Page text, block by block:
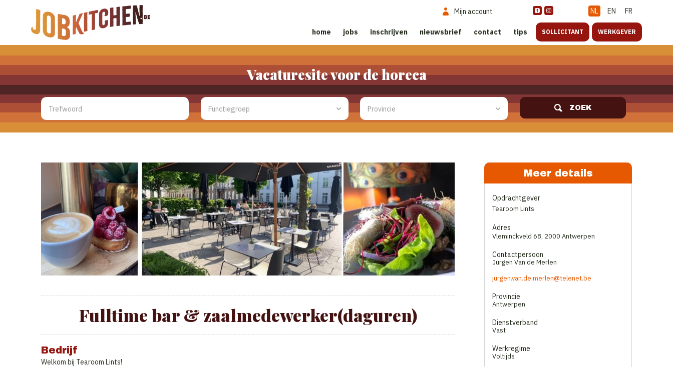
NL EN FR
Mijn account
home jobs inschrijven nieuwsbrief contact tips SOLLICITANT WERKGEVER
Vacaturesite voor de horeca
ZOEK
Fulltime bar & zaalmedewerker(daguren)
Bedrijf
Welkom bij Tearoom Lints!
Meer details
Opdrachtgever
Tearoom Lints
Adres
Vleminckveld 68, 2000 Antwerpen
Contactpersoon
Jurgen Van de Merlen
jurgen.van.de.merlen@telenet.be
Provincie
Antwerpen
Dienstverband
Vast
Werkregime
Voltijds